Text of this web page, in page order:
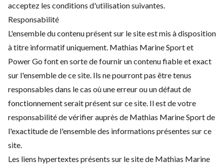
acceptez les conditions d'utilisation suivantes.
Responsabilité
L'ensemble du contenu présent sur le site est mis à disposition
à titre informatif uniquement. Mathias Marine Sport et
Power Go font en sorte de fournir un contenu fiable et exact
sur l'ensemble de ce site. Ils ne pourront pas être tenus
responsables dans le cas où une erreur ou un défaut de
fonctionnement serait présent sur ce site. Il est de votre
responsabilité de vérifier auprès de Mathias Marine Sport de
l'exactitude de l'ensemble des informations présentes sur ce
site.
Les liens hypertextes présents sur le site de Mathias Marine